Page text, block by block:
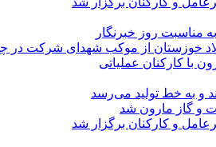
مناسبت روز خبرنگار
خوزستان از موکب شهدای شرکت در
با کارکنان عملیاتی
و به خط تولید می‌رسد
و گاز مارون شد
و کارکنان برگزار شد